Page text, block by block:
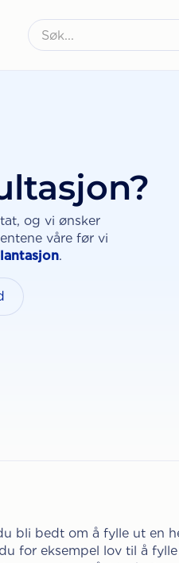
og vi ønsker
våre før vi
.
bli bedt om å fylle ut en
for eksempel lov til å